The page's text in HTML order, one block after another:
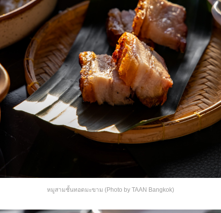
หมูสามชั้นทอดมะขาม (Photo by TAAN Bangkok)